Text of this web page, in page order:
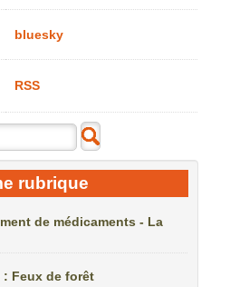
bluesky
RSS
rubrique
de médicaments - La
: Feux de forêt